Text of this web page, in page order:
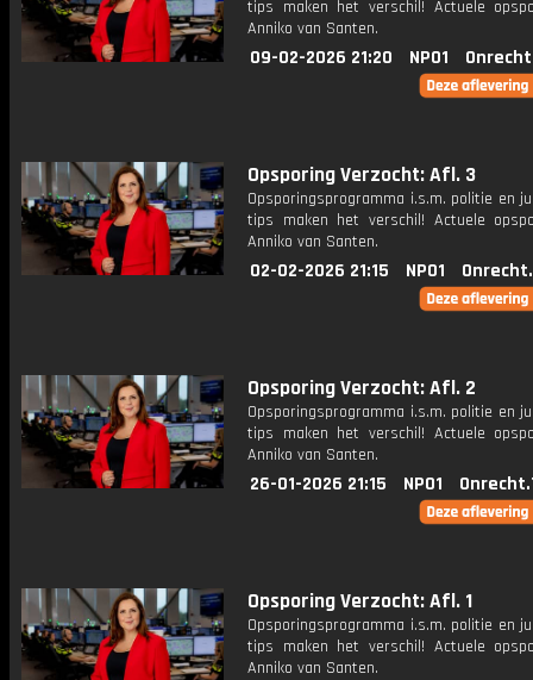
tips maken het verschil! Actuele
Anniko van Santen.
09-02-2026 21:20 NPO1
Opsporing Verzocht: Afl. 3
Opsporingsprogramma i.s.m. politie en
tips maken het verschil! Actuele
Anniko van Santen.
02-02-2026 21:15 NPO1
Opsporing Verzocht: Afl. 2
Opsporingsprogramma i.s.m. politie en
tips maken het verschil! Actuele
Anniko van Santen.
26-01-2026 21:15 NPO1
Opsporing Verzocht: Afl. 1
Opsporingsprogramma i.s.m. politie en
tips maken het verschil! Actuele
Anniko van Santen.